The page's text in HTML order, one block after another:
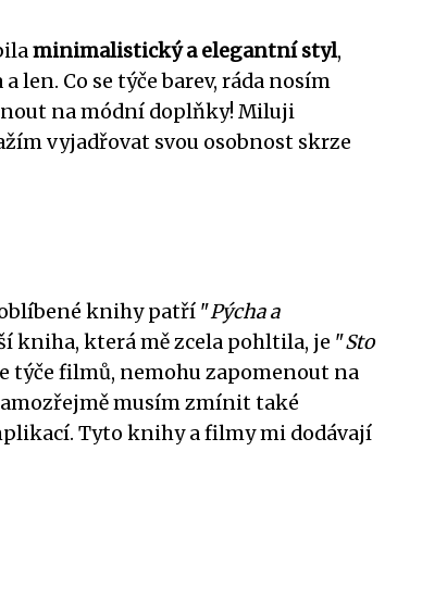
minimalistický a elegantní styl,
len. Co se týče barev, ráda nosím
na módní doplňky! Miluji
vyjadřovat svou osobnost skrze
knihy patří "Pýcha a
kniha, která mě zcela pohltila, je "Sto
týče filmů, nemohu zapomenout na
musím zmínit také
Tyto knihy a filmy mi dodávají